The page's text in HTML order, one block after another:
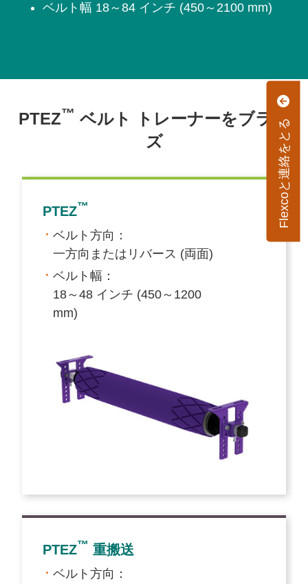
Flexcoと連絡をとる
ベルト幅 18～84 インチ (450～2100 mm)
PTEZ™ ベルト トレーナーをブラウ
ズ
PTEZ™
ベルト方向：
一方向またはリバース (両面)
ベルト幅：
18～48 インチ (450～1200
mm)
PTEZ™ 重搬送
ベルト方向：